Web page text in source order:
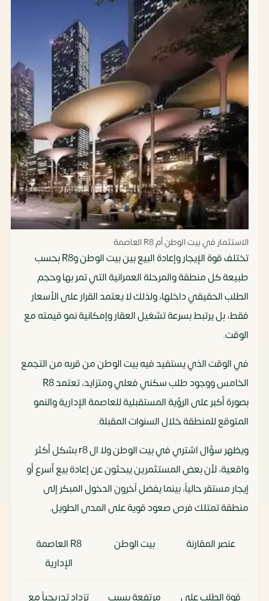
الاستثمار في بيت الوطن أم R8 العاصمة
تختلف قوة الإيجار وإعادة البيع بين بيت الوطن وR8 بحسب
طبيعة كل منطقة والمرحلة العمرانية التي تمر بها وحجم
الطلب الحقيقي داخلها، ولذلك لا يعتمد القرار على الأسعار
فقط، بل يرتبط بسرعة تشغيل العقار وإمكانية نمو قيمته مع
الوقت.
في الوقت الذي يستفيد فيه بيت الوطن من قربه من التجمع
الخامس ووجود طلب سكني فعلي ومتزايد، تعتمد R8
بصورة أكبر على الرؤية المستقبلية للعاصمة الإدارية والنمو
المتوقع للمنطقة خلال السنوات المقبلة.
ويظهر سؤال اشتري في بيت الوطن ولا ال r8 بشكل أكثر
واقعية، لأن بعض المستثمرين يبحثون عن إعادة بيع أسرع أو
إيجار مستقر حالياً، بينما يفضل آخرون الدخول المبكر إلى
منطقة تمتلك فرص صعود قوية على المدى الطويل.
عنصر المقارنة بيت الوطن
R8 العاصمة
الإدارية
قوة الطلب على مرتفعة بسبب تزداد تدريجياً مع